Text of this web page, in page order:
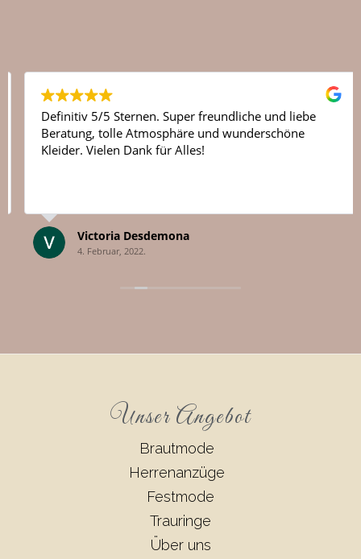
Definitiv 5/5 Sternen. Super freundliche und liebe
Beratung, tolle Atmosphäre und wunderschöne
Kleider. Vielen Dank für Alles!
Victoria Desdemona
4. Februar, 2022.
Unser Angebot
Brautmode
Herrenanzüge
Festmode
Trauringe
Über uns